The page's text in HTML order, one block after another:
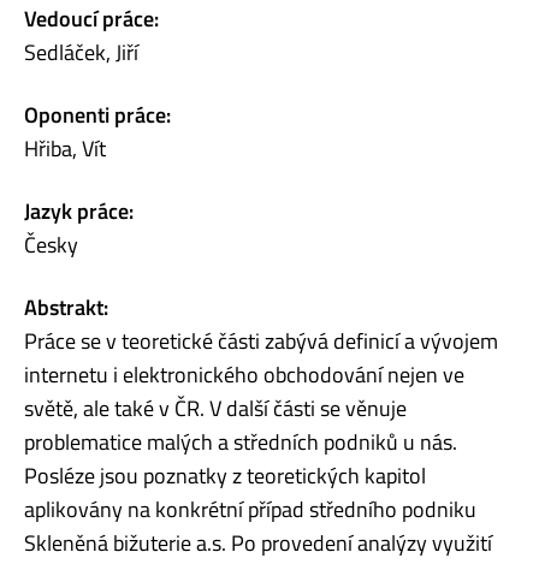
Vedoucí práce:
Sedláček, Jiří
Oponenti práce:
Hřiba, Vít
Jazyk práce:
Česky
Abstrakt:
Práce se v teoretické části zabývá definicí a vývojem
internetu i elektronického obchodování nejen ve
světě, ale také v ČR. V další části se věnuje
problematice malých a středních podniků u nás.
Posléze jsou poznatky z teoretických kapitol
aplikovány na konkrétní případ středního podniku
Skleněná bižuterie a.s. Po provedení analýzy využití